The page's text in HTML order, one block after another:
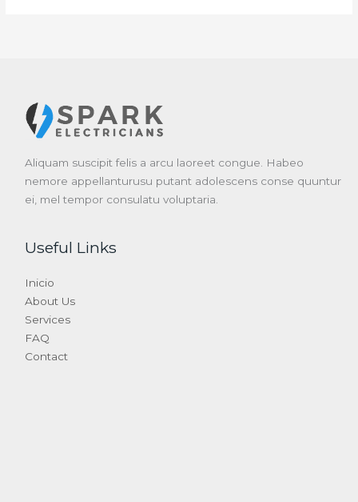
Aliquam suscipit felis a arcu laoreet congue. Habeo
nemore appellanturusu putant adolescens conse quuntur
ei, mel tempor consulatu voluptaria.
Useful Links
Inicio
About Us
Services
FAQ
Contact